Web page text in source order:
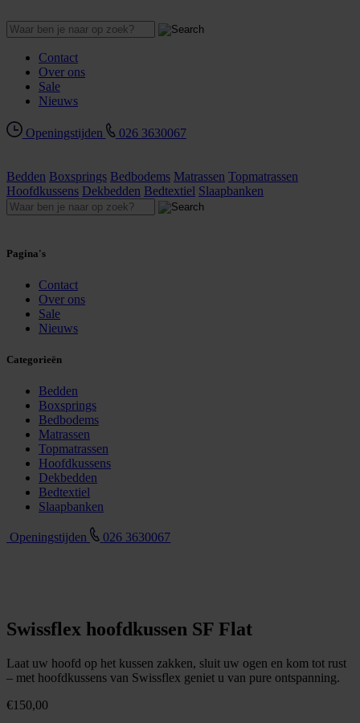
Contact
Over ons
Sale
Nieuws
Openingstijden 026 3630067
Bedden Boxsprings Bedbodems Matrassen Topmatrassen
Hoofdkussens Dekbedden Bedtextiel Slaapbanken
Pagina's
Contact
Over ons
Sale
Nieuws
Categorieën
Bedden
Boxsprings
Bedbodems
Matrassen
Topmatrassen
Hoofdkussens
Dekbedden
Bedtextiel
Slaapbanken
Openingstijden 026 3630067
Swissflex hoofdkussen SF Flat
Laat uw hoofd op het kussen zakken, sluit uw ogen en kom tot rust
– met hoofdkussens van Swissflex geniet u van pure ontspanning.
€150,00